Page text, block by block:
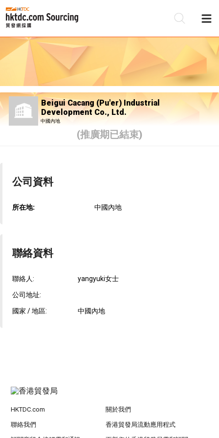
Beigui Cacang (Pu'er) Industrial
Development Co., Ltd.
中國內地
(推廣期已結束)
公司資料
所在地: 中國內地
聯絡資料
聯絡人: yangyuki女士
公司地址:
國家 / 地區: 中國內地
HKTDC.com 關於我們
聯絡我們 香港貿發局流動應用程式